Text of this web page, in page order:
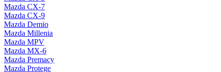
Mazda CX-7
Mazda CX-9
Mazda Demio
Mazda Millenia
Mazda MPV
Mazda MX-6
Mazda Premacy
Mazda Protege